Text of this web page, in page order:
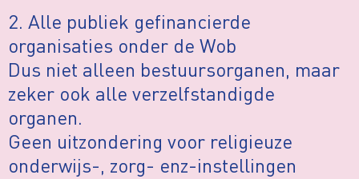
2. Alle publiek gefinancierde
organisaties onder de Wob
Dus niet alleen bestuursorganen, maar
zeker ook alle verzelfstandigde
organen.
Geen uitzondering voor religieuze
onderwijs-, zorg- enz-instellingen